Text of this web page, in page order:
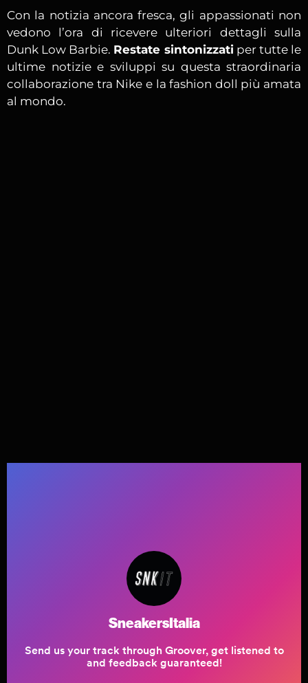
Con la notizia ancora fresca, gli appassionati non
vedono l’ora di ricevere ulteriori dettagli sulla
Dunk Low Barbie. Restate sintonizzatiper tutte le
ultime notizie e sviluppi su questa straordinaria
collaborazione tra Nike e la fashion doll più amata
al mondo.